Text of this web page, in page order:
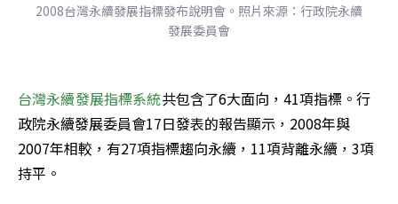
2008台灣永續發展指標發布說明會。照片來源：行政院永續
發展委員會
台灣永續發展指標系統共包含了6大面向，41項指標。行
政院永續發展委員會17日發表的報告顯示，2008年與
2007年相較，有27項指標趨向永續，11項背離永續，3項
持平。